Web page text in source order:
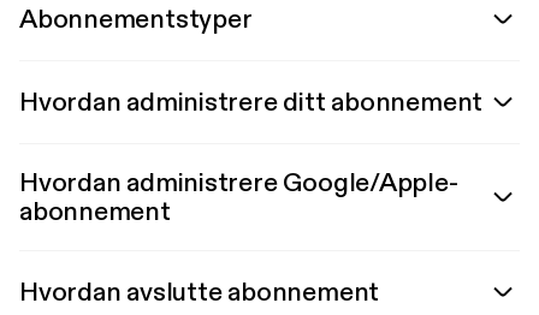
Abonnementstyper
Hvordan administrere ditt abonnement
Hvordan administrere Google/Apple-
abonnement
Hvordan avslutte abonnement